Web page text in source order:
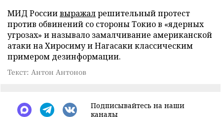
МИД Россиивыражалрешительный протест
против обвинений со стороны Токио в «ядерных
угрозах» и называло замалчивание американской
атаки на Хиросиму и Нагасаки классическим
примером дезинформации.
Текст: Антон Антонов
Подписывайтесь на наши
каналы